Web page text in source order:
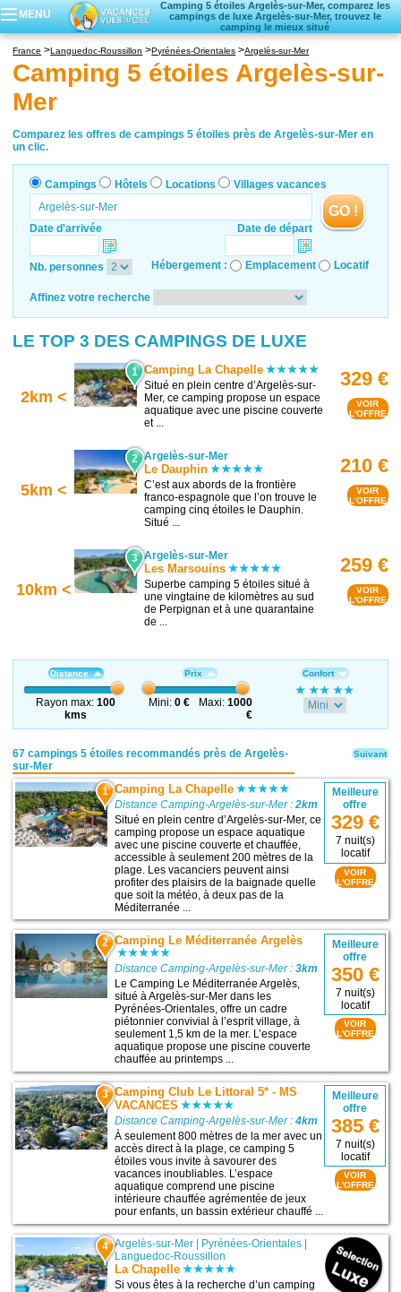
MENU
Camping 5 étoiles Argelès-sur-Mer, comparez les
campings de luxe Argelès-sur-Mer, trouvez le
camping le mieux situé
Hôtels
Locations vacances
France Languedoc-Roussillon Pyrénées-Orientales Argelès-sur-Mer
Camping 5 étoiles Argelès-sur-
Mer
Comparez les offres de campings 5 étoiles près de Argelès-sur-Mer en
un clic.
Campings Hôtels Locations Villages vacances
Date d'arrivée Date de départ
GO !
Nb. personnes Hébergement : Emplacement Locatif
Affinez votre recherche
LE TOP 3 DES CAMPINGS DE LUXE
2km <
1 Camping La Chapelle
Situé en plein centre d’Argelès-sur-
Mer, ce camping propose un espace
aquatique avec une piscine couverte
et ...
329 €
VOIR
L'OFFRE
5km <
2 Argelès-sur-Mer
Le Dauphin
C’est aux abords de la frontière
franco-espagnole que l’on trouve le
camping cinq étoiles le Dauphin.
Situé ...
210 €
VOIR
L'OFFRE
10km <
3 Argelès-sur-Mer
Les Marsouins
Superbe camping 5 étoiles situé à
une vingtaine de kilomètres au sud
de Perpignan et à une quarantaine
de ...
259 €
VOIR
L'OFFRE
Distance
Rayon max:100
kms
Prix
Mini: 0 € Maxi:1000
€
Confort
67 campings 5 étoiles recommandés près de Argelès-
sur-Mer
1 Camping La Chapelle
Distance Camping-Argelès-sur-Mer :2km
Situé en plein centre d’Argelès-sur-Mer, ce
camping propose un espace aquatique
avec une piscine couverte et chauffée,
accessible à seulement 200 mètres de la
plage. Les vacanciers peuvent ainsi
profiter des plaisirs de la baignade quelle
que soit la météo, à deux pas de la
Méditerranée ...
Meilleure
offre
329 €
7 nuit(s)
locatif
VOIR
L'OFFRE
2 Camping Le Méditerranée Argelès
Distance Camping-Argelès-sur-Mer :3km
Le Camping Le Méditerranée Argelès,
situé à Argelès-sur-Mer dans les
Pyrénées-Orientales, offre un cadre
piétonnier convivial à l’esprit village, à
seulement 1,5 km de la mer. L’espace
aquatique propose une piscine couverte
chauffée au printemps ...
Meilleure
offre
350 €
7 nuit(s)
locatif
VOIR
L'OFFRE
3 Camping Club Le Littoral 5* - MS
VACANCES
Distance Camping-Argelès-sur-Mer :4km
À seulement 800 mètres de la mer avec un
accès direct à la plage, ce camping 5
étoiles vous invite à savourer des
vacances inoubliables. L’espace
aquatique comprend une piscine
intérieure chauffée agrémentée de jeux
pour enfants, un bassin extérieur chauffé ...
Meilleure
offre
385 €
7 nuit(s)
locatif
VOIR
L'OFFRE
4 Argelès-sur-Mer Pyrénées-Orientales
Languedoc-Roussillon
La Chapelle
Si vous êtes à la recherche d’un camping
Suivant